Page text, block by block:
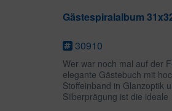
Gästespiralalbum
30910
Wer war noch mal auf der
elegante Gästebuch mit
Stoffeinband in Glanzoptik
Silberprägung ist die ideale